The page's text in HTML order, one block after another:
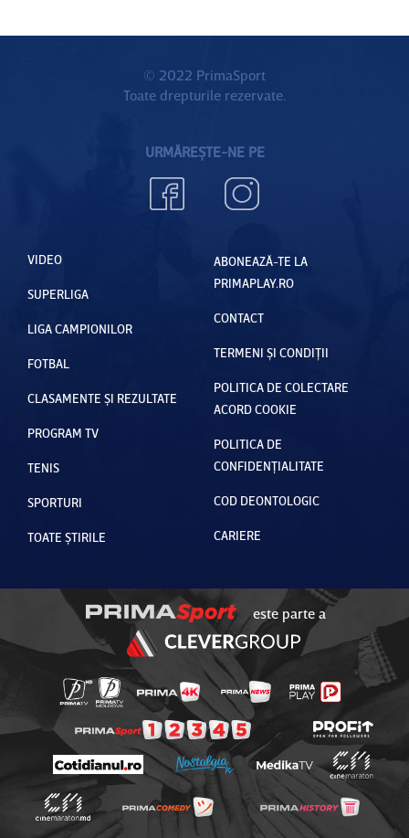
© 2022 PrimaSport
Toate drepturile rezervate.
URMĂREȘTE-NE PE
VIDEO
SUPERLIGA
LIGA CAMPIONILOR
FOTBAL
CLASAMENTE ȘI REZULTATE
PROGRAM TV
TENIS
SPORTURI
TOATE ȘTIRILE
ABONEAZĂ-TE LA
PRIMAPLAY.RO
CONTACT
TERMENI ȘI CONDIȚII
POLITICA DE COLECTARE
ACORD COOKIE
POLITICA DE
CONFIDENȚIALITATE
COD DEONTOLOGIC
CARIERE
este parte a